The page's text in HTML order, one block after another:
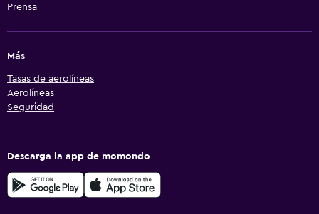
Prensa
Más
Tasas de aerolíneas
Aerolíneas
Seguridad
Descarga la app de momondo